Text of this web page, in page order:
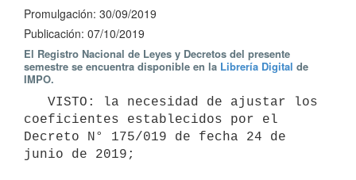
Promulgación: 30/09/2019
Publicación: 07/10/2019
El Registro Nacional de Leyes y Decretos del presente
semestre se encuentra disponible en la Librería Digital de
IMPO.
coeficientes establecidos por el
Decreto N° 175/019 de fecha 24 de
junio de 2019;